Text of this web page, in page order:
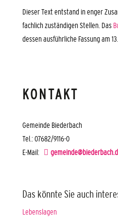
Dieser Text entstand in enger
fachlich zuständigen Stellen. Das
dessen ausführliche Fassung am
KONTAKT
Gemeinde Biederbach
Tel.: 07682/9116-0
E-Mail:
Das könnte Sie auch
Lebenslagen